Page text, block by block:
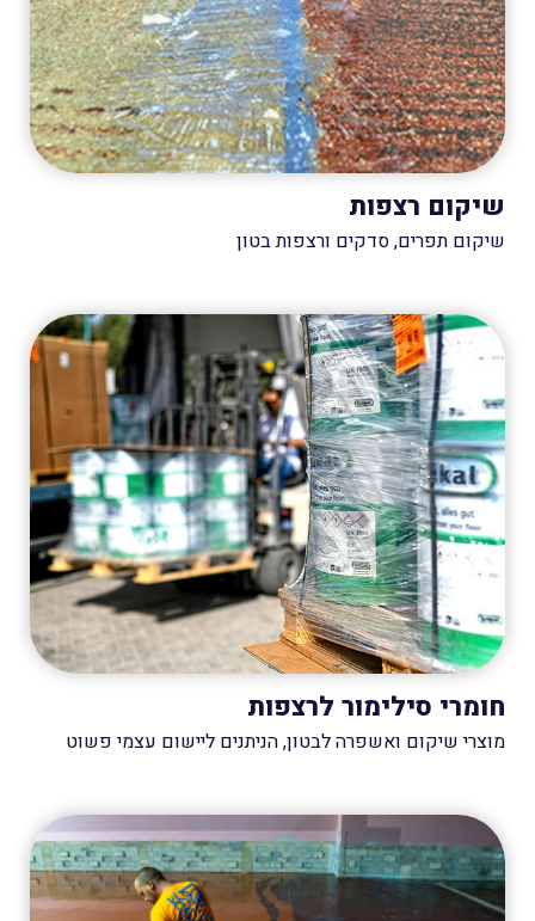
שיקום רצפות
שיקום תפרים, סדקים ורצפות בטון
חומרי סילימור לרצפות
מוצרי שיקום ואשפרה לבטון, הניתנים ליישום עצמי פשוט